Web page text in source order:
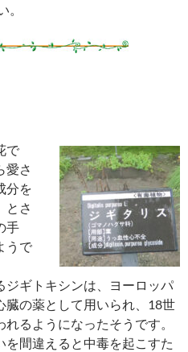
。
で
愛さ
分を
とさ
手
うで
ジギトキシンは、ヨーロッパ
臓の薬として用いられ、18世
るようになったそうです。
間違えると中毒を起こすた